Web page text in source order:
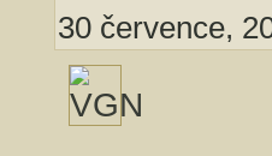
30 července,